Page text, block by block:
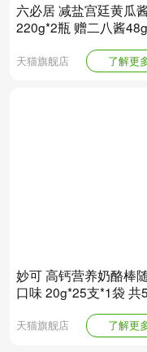
六必居 减盐宫廷黄瓜
220g*2瓶 赠二八酱
天猫旗舰店 了解更
妙可 高钙营养奶酪棒
口味 20g*25支*1袋 共
天猫旗舰店 了解更